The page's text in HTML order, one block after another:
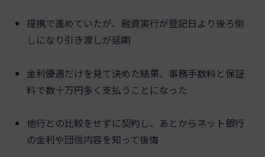
提携で進めていたが、融資実行が登記日より後ろ倒
しになり引き渡しが延期
金利優遇だけを見て決めた結果、事務手数料と保証
料で数十万円多く支払うことになった
他行との比較をせずに契約し、あとからネット銀行
の金利や団信内容を知って後悔